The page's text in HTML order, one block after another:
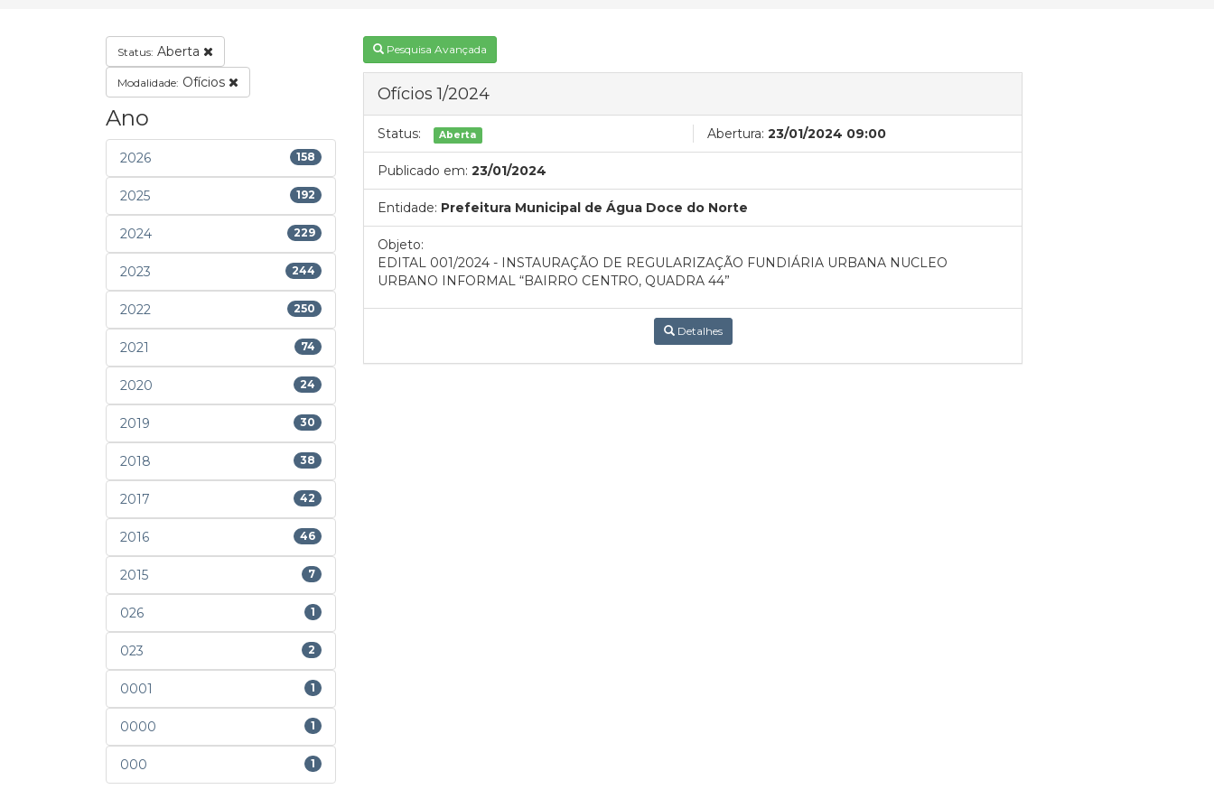
Status: Aberta
Modalidade: Ofícios
Ano
2026 158
2025 192
2024 229
2023 244
2022 250
2021 74
2020 24
2019 30
2018 38
2017 42
2016 46
2015 7
026 1
023 2
0001 1
0000 1
000 1
Pesquisa Avançada
Ofícios 1/2024
Status: Aberta Abertura: 23/01/2024 09:00
Publicado em: 23/01/2024
Entidade: Prefeitura Municipal de Água Doce do Norte
Objeto:
EDITAL 001/2024 - INSTAURAÇÃO DE REGULARIZAÇÃO FUNDIÁRIA URBANA NUCLEO
URBANO INFORMAL “BAIRRO CENTRO, QUADRA 44”
Detalhes